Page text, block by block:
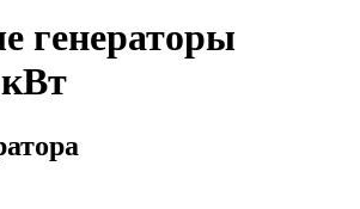
генераторы